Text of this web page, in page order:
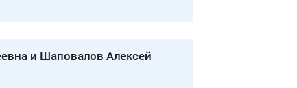
и Шаповалов Алексей